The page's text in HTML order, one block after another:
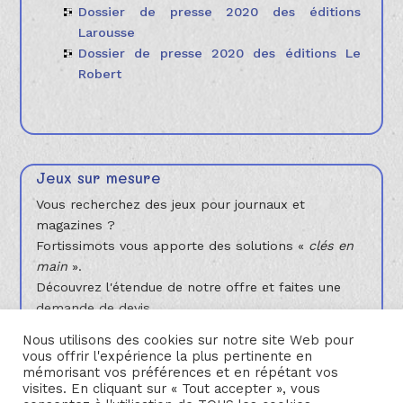
Dossier de presse 2020 des éditions
Larousse
Dossier de presse 2020 des éditions Le
Robert
Jeux sur mesure
Vous recherchez des jeux pour journaux et
magazines ?
Fortissimots vous apporte des solutions « clés en
main ».
Découvrez l'étendue de notre offre et faites une
demande de devis.
Je découvre
Nous utilisons des cookies sur notre site Web pour
vous offrir l'expérience la plus pertinente en
mémorisant vos préférences et en répétant vos
visites. En cliquant sur « Tout accepter », vous